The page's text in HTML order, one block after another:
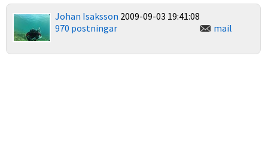
Johan Isaksson 2009-09-03 19:41:08
970 postningar
mail